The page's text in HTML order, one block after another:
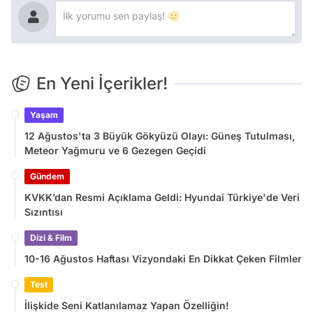
En Yeni İçerikler!
Yaşam
12 Ağustos'ta 3 Büyük Gökyüzü Olayı: Güneş Tutulması,
Meteor Yağmuru ve 6 Gezegen Geçidi
Gündem
KVKK’dan Resmi Açıklama Geldi: Hyundai Türkiye'de Veri
Sızıntısı
Dizi & Film
10-16 Ağustos Haftası Vizyondaki En Dikkat Çeken Filmler
Test
İlişkide Seni Katlanılamaz Yapan Özelliğin!